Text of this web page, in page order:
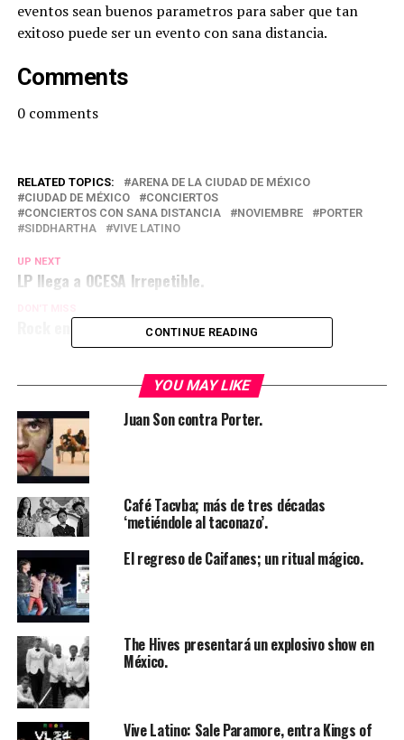
eventos sean buenos parametros para saber que tan
exitoso puede ser un evento con sana distancia.
Comments
0comments
RELATED TOPICS:
ARENA DE LA CIUDAD DE MÉXICO
CIUDAD DE MÉXICO
CONCIERTOS
CONCIERTOS CON SANA DISTANCIA
NOVIEMBRE
PORTER
SIDDHARTHA
VIVE LATINO
UP NEXT
LP llega a OCESA Irrepetible.
Rock en tu idioma regresa más eléctrico.
CONTINUE READING
YOU MAY LIKE
Juan Son contra Porter.
Café Tacvba; más de tres décadas
‘metiéndole al taconazo’.
El regreso de Caifanes; un ritual mágico.
The Hives presentará un explosivo show en
México.
Vive Latino: Sale Paramore, entra Kings of